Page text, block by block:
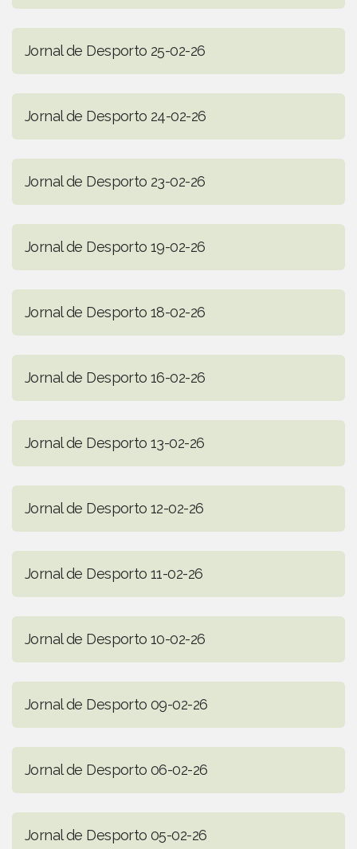
Jornal de Desporto 25-02-26
Jornal de Desporto 24-02-26
Jornal de Desporto 23-02-26
Jornal de Desporto 19-02-26
Jornal de Desporto 18-02-26
Jornal de Desporto 16-02-26
Jornal de Desporto 13-02-26
Jornal de Desporto 12-02-26
Jornal de Desporto 11-02-26
Jornal de Desporto 10-02-26
Jornal de Desporto 09-02-26
Jornal de Desporto 06-02-26
Jornal de Desporto 05-02-26